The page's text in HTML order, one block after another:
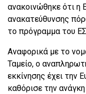
ανακοινώθηκε ότι η
ανακατεύθυνσης
το πρόγραμμα του
Αναφορικά με το
Ταμείο, ο
εκκίνησης έχει την
καθόρισε την